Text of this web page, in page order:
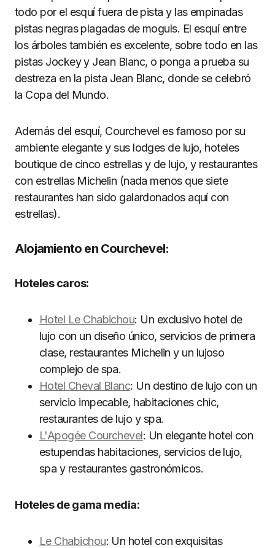
todo por el esquí fuera de pista y las empinadas
pistas negras plagadas de moguls. El esquí entre
los árboles también es excelente, sobre todo en las
pistas Jockey y Jean Blanc, o ponga a prueba su
destreza en la pista Jean Blanc, donde se celebró
la Copa del Mundo.
Además del esquí, Courchevel es famoso por su
ambiente elegante y sus lodges de lujo, hoteles
boutique de cinco estrellas y de lujo, y restaurantes
con estrellas Michelin (nada menos que siete
restaurantes han sido galardonados aquí con
estrellas).
Alojamiento en Courchevel:
Hoteles caros:
Hotel Le Chabichou: Un exclusivo hotel de
lujo con un diseño único, servicios de primera
clase, restaurantes Michelin y un lujoso
complejo de spa.
Hotel Cheval Blanc: Un destino de lujo con un
servicio impecable, habitaciones chic,
restaurantes de lujo y spa.
L'Apogée Courchevel: Un elegante hotel con
estupendas habitaciones, servicios de lujo,
spa y restaurantes gastronómicos.
Hoteles de gama media:
Le Chabichou: Un hotel con exquisitas